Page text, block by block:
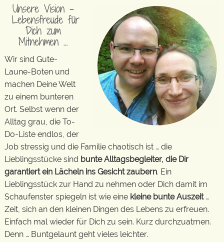
Unsere Vision –
Lebensfreude für
Dich zum
Mitnehmen …
Wir sind Gute-
Laune-Boten und
machen Deine Welt
zu einem bunteren
Ort. Selbst wenn der
Alltag grau, die To-
Do-Liste endlos, der
Job stressig und die Familie chaotisch ist … die
Lieblingsstücke sind bunte Alltagsbegleiter, die Dir
garantiert ein Lächeln ins Gesicht zaubern. Ein
Lieblingsstück zur Hand zu nehmen oder Dich damit im
Schaufenster spiegeln ist wie eine kleine bunte Auszeit…
Zeit, sich an den kleinen Dingen des Lebens zu erfreuen.
Einfach mal wieder für Dich zu sein. Kurz durchzuatmen.
Denn … Buntgelaunt geht vieles leichter.